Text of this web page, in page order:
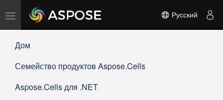
Переключить
навигацию
Русский
Дом
Семейство продуктов Aspose.Cells
Aspose.Cells для .NET